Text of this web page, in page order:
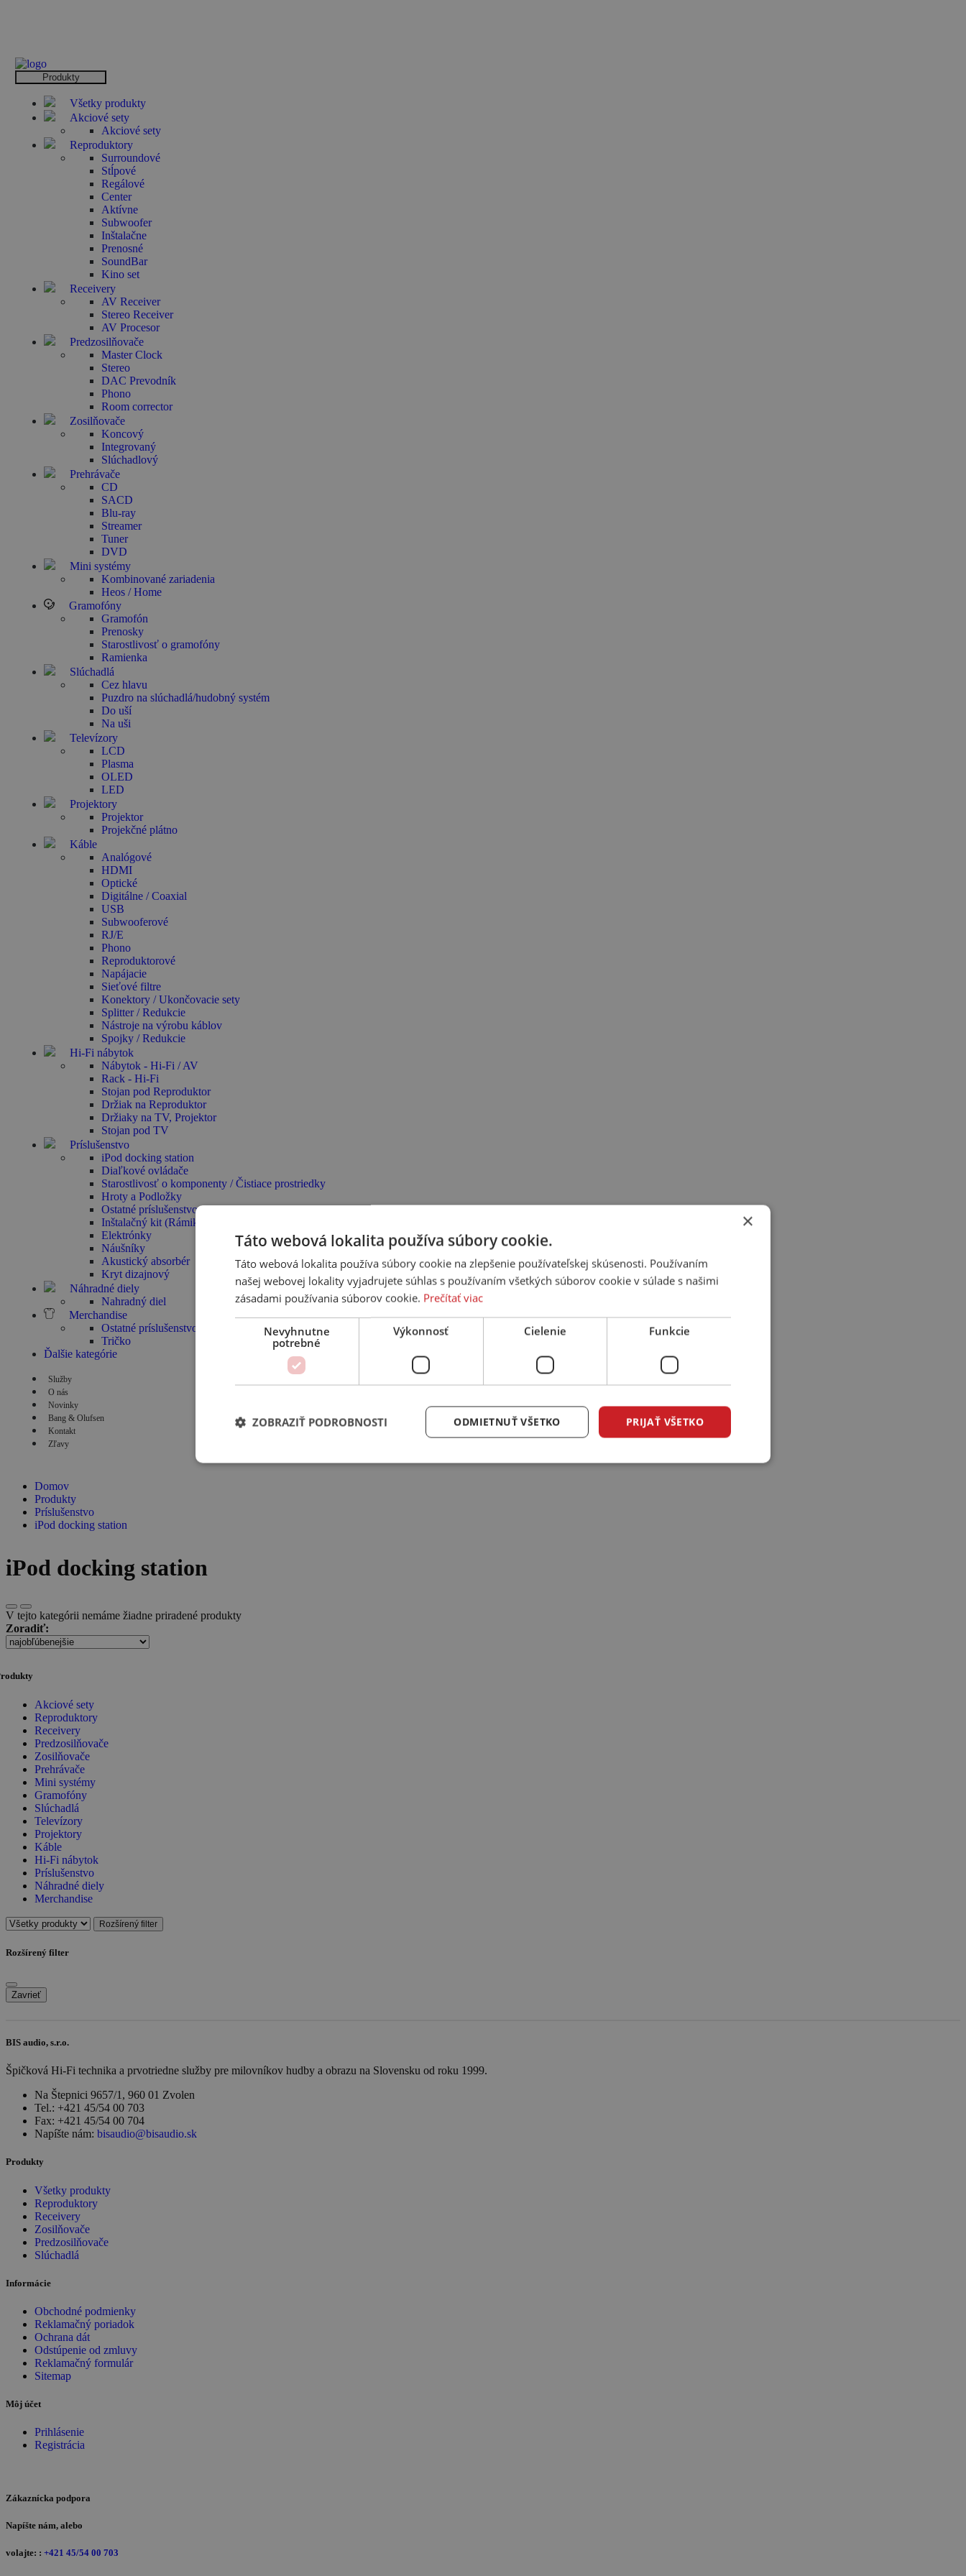
Produkty
Všetky produkty
Akciové sety
Akciové sety
Reproduktory
Surroundové
Stĺpové
Regálové
Center
Aktívne
Subwoofer
Inštalačne
Prenosné
SoundBar
Kino set
Receivery
AV Receiver
Stereo Receiver
AV Procesor
Predzosilňovače
Master Clock
Stereo
DAC Prevodník
Phono
Room corrector
Zosilňovače
Koncový
Integrovaný
Slúchadlový
Prehrávače
CD
SACD
Blu-ray
Streamer
Tuner
DVD
Mini systémy
Kombinované zariadenia
Heos / Home
Gramofóny
Gramofón
Prenosky
Starostlivosť o gramofóny
Ramienka
Slúchadlá
Cez hlavu
Puzdro na slúchadlá/hudobný systém
Do uší
Na uši
Televízory
LCD
Plasma
OLED
LED
Projektory
Projektor
Projekčné plátno
Káble
Analógové
HDMI
Optické
Digitálne / Coaxial
USB
Subwooferové
RJ/E
Phono
Reproduktorové
Napájacie
Sieťové filtre
Konektory / Ukončovacie sety
Splitter / Redukcie
Nástroje na výrobu káblov
Spojky / Redukcie
Hi-Fi nábytok
Nábytok - Hi-Fi / AV
Rack - Hi-Fi
Stojan pod Reproduktor
Držiak na Reproduktor
Držiaky na TV, Projektor
Stojan pod TV
Príslušenstvo
iPod docking station
Diaľkové ovládače
Starostlivosť o komponenty / Čistiace prostriedky
Hroty a Podložky
Ostatné príslušenstvo
Inštalačný kit (Rámiky, Krabica)
Elektrónky
Náušníky
Akustický absorbér
Kryt dizajnový
Náhradné diely
Nahradný diel
Merchandise
Ostatné príslušenstvo
Tričko
Ďalšie kategórie
Služby
O nás
Novinky
Bang & Olufsen
Kontakt
Zľavy
Domov
Produkty
Príslušenstvo
iPod docking station
iPod docking station
V tejto kategórii nemáme žiadne priradené produkty
Zoradiť:
Akciové sety
Reproduktory
Receivery
Predzosilňovače
Zosilňovače
Prehrávače
Mini systémy
Gramofóny
Slúchadlá
Televízory
Projektory
Káble
Hi-Fi nábytok
Príslušenstvo
Náhradné diely
Merchandise
Rozšírený filter
Rozšírený filter
Zavrieť
BIS audio, s.r.o.
Špičková Hi-Fi technika a prvotriedne služby pre milovníkov hudby a obrazu na Slovensku od roku 1999.
Na Štepnici 9657/1, 960 01 Zvolen
Tel.: +421 45/54 00 703
Fax: +421 45/54 00 704
Napíšte nám: bisaudio@bisaudio.sk
Produkty
Všetky produkty
Reproduktory
Receivery
Zosilňovače
Predzosilňovače
Slúchadlá
Informácie
Obchodné podmienky
Reklamačný poriadok
Ochrana dát
Odstúpenie od zmluvy
Reklamačný formulár
Sitemap
Môj účet
Prihlásenie
Registrácia
Zákaznícka podpora
Napíšte nám, alebo
volajte: : +421 45/54 00 703
×
Táto webová lokalita používa súbory cookie.
Táto webová lokalita používa súbory cookie na zlepšenie používateľskej skúsenosti. Používaním
našej webovej lokality vyjadrujete súhlas s používaním všetkých súborov cookie v súlade s našimi
zásadami používania súborov cookie. Prečítať viac
Nevyhnutne
potrebné
Výkonnosť Cielenie Funkcie
PRIJAŤ VŠETKO
ODMIETNUŤ VŠETKO
ZOBRAZIŤ PODROBNOSTI